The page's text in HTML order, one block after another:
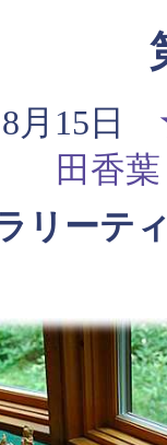
8月15日
田香
リーテ